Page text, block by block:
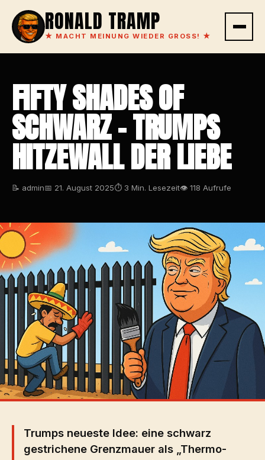
RONALD TRAMP
★ MACHT MEINUNG WIEDER GROSS! ★
FIFTY SHADES OF
SCHWARZ – TRUMPS
HITZEWALL DER LIEBE
📝 admin📅 21. August 2025⏱ 3 Min. Lesezeit👁 118 Aufrufe
Trumps neueste Idee: eine schwarz
gestrichene Grenzmauer als „Thermo-